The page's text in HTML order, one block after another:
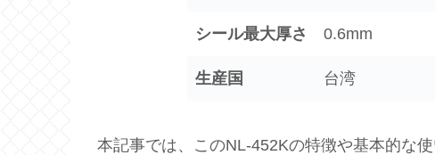
シール最大厚さ 0.6mm
生産国 台湾
本記事では、このNL-452Kの特徴や基本的な